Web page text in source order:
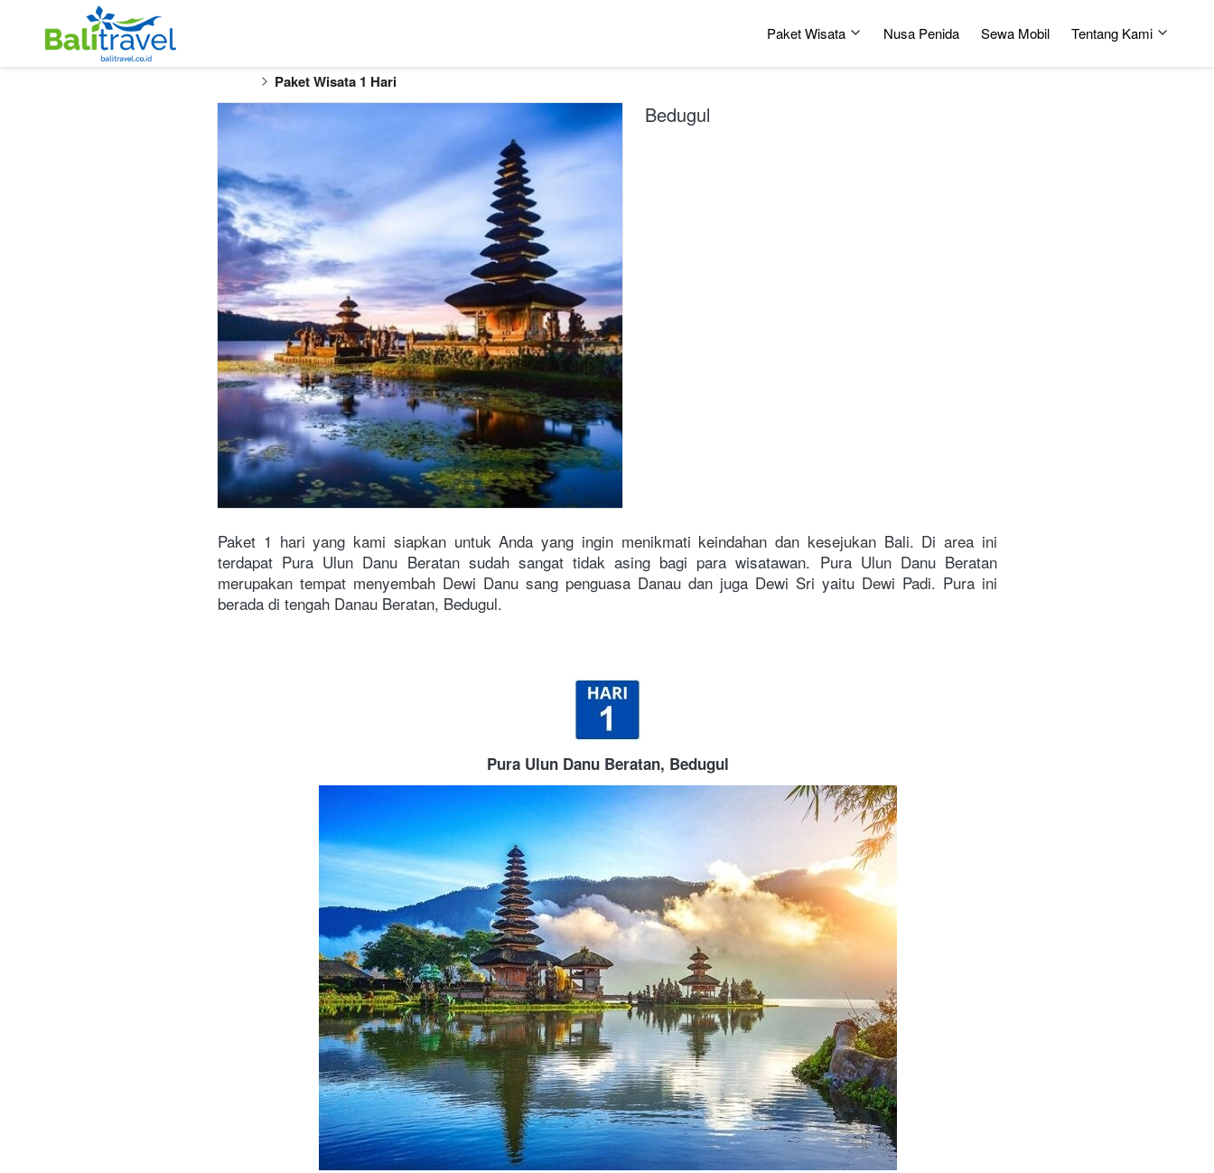
Paket Wisata Nusa Penida Sewa Mobil Tentang Kami
Paket Wisata 1 Hari
Bedugul
Paket 1 hari yang kami siapkan untuk Anda yang ingin menikmati keindahan dan kesejukan Bali. Di area ini
terdapat Pura Ulun Danu Beratan sudah sangat tidak asing bagi para wisatawan. Pura Ulun Danu Beratan
merupakan tempat menyembah Dewi Danu sang penguasa Danau dan juga Dewi Sri yaitu Dewi Padi. Pura ini
berada di tengah Danau Beratan, Bedugul.
Pura Ulun Danu Beratan, Bedugul